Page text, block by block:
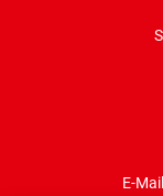
E-